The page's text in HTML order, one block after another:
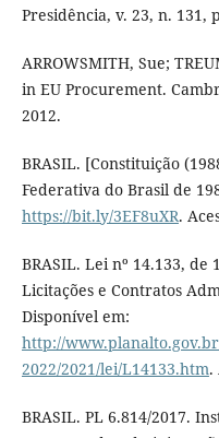
Presidência, v. 23, n. 131,
ARROWSMITH, Sue;
in EU Procurement.
2012.
BRASIL. [Constituição
Federativa do Brasil de
https://bit.ly/3EF8uXR.
BRASIL. Lei nº 14.133,
Licitações e Contratos
Disponível em:
http://
2022/2021/lei/L14133.htm.
BRASIL. PL 6.814/2017.